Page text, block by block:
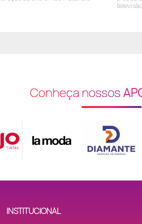
R: Tulipa Negra nº 126, B: Cristo
R: Conego Aníbal Mª di Frância n°
R: Antônio de Oliveira n° 9, B: Vila
R: Marechal Floriano Peixoto n° 225, B:
Conheça nossos
INSTITUCIONAL